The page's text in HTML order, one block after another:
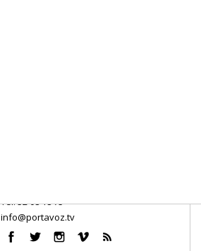
Tel: 52 08 18 75
info@portavoz.tv